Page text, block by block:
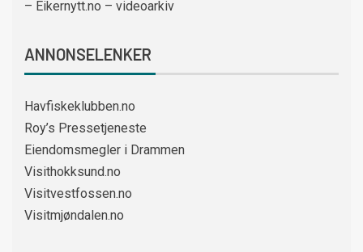
– Eikernytt.no – videoarkiv
ANNONSELENKER
Havfiskeklubben.no
Roy’s Pressetjeneste
Eiendomsmegler i Drammen
Visithokksund.no
Visitvestfossen.no
Visitmjøndalen.no